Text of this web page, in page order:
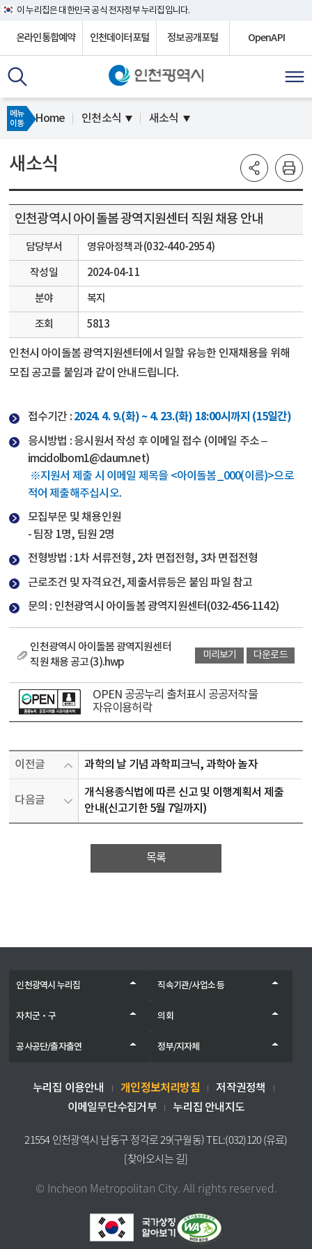
이 누리집은 대한민국 공식 전자정부 누리집입니다.
온라인통합예약 인천데이터포털 정보공개포털 OpenAPI
메뉴
이동
Home 인천소식 새소식
새소식
인천광역시 아이돌봄 광역지원센터 직원 채용 안내
담당부서 영유아정책과 (032-440-2954)
작성일 2024-04-11
분야 복지
조회 5813
인천시 아이돌봄 광역지원센터에서 일할 유능한 인재채용을 위해
모집 공고를 붙임과 같이 안내드립니다.
접수기간 :2024. 4. 9.(화) ~ 4. 23.(화) 18:00시까지 (15일간)
응시방법 : 응시원서 작성 후 이메일 접수 (이메일 주소 –
imcidolbom1@daum.net)
※지원서 제출 시 이메일 제목을 <아이돌봄_000(이름)>으로
적어 제출해주십시오.
모집부문 및 채용인원
- 팀장 1명, 팀원 2명
전형방법 : 1차 서류전형, 2차 면접전형, 3차 면접전형
근로조건 및 자격요건, 제출서류등은 붙임 파일 참고
문의 : 인천광역시 아이돌봄 광역지원센터(032-456-1142)
인천광역시 아이돌봄 광역지원센터
직원 채용 공고 (3).hwp
미리보기 다운로드
OPEN 공공누리 출처표시 공공저작물
자유이용허락
이전글 과학의 날 기념 과학피크닉, 과학아 놀자
다음글
개식용종식법에 따른 신고 및 이행계획서 제출
안내(신고기한 5월 7일까지)
목록
인천광역시 누리집 직속기관/사업소 등
자치군‧구 의회
공사공단/출자출연 정부/지자체
누리집 이용안내 개인정보처리방침
저작권정책
이메일무단수집거부
누리집 안내지도
21554 인천광역시 남동구 정각로 29(구월동) TEL:(032)120 (유료)
[찾아오시는 길]
© Incheon Metropolitan City. All rights reserved.